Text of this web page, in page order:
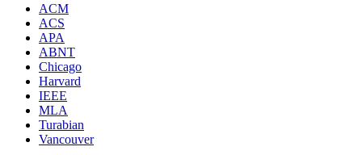
ACM
ACS
APA
ABNT
Chicago
Harvard
IEEE
MLA
Turabian
Vancouver